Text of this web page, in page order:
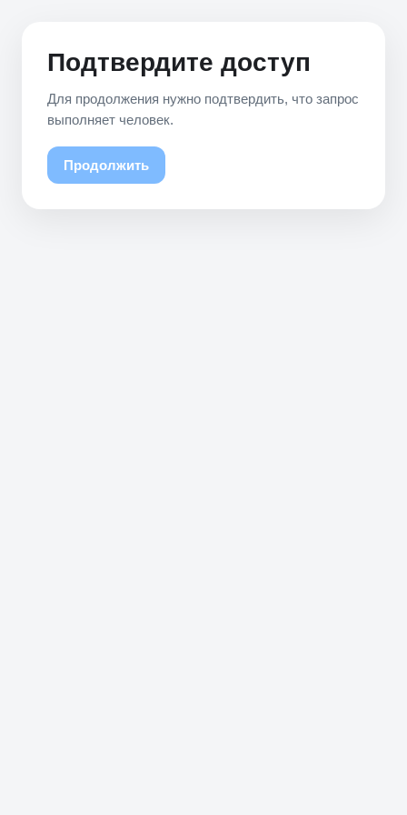
Подтвердите доступ
Для продолжения нужно подтвердить, что запрос
выполняет человек.
Продолжить